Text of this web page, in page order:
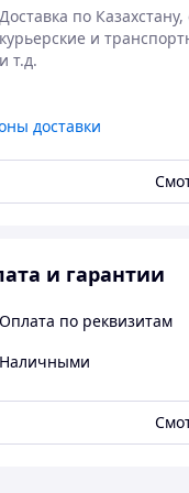
Доставка по
курьерские и
доставки
и гарантии
Оплата по реквизитам
Наличными